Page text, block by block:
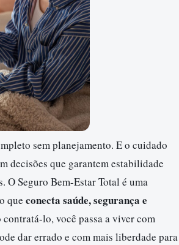
sem planejamento. E o cuidado
decisões que garantem estabilidade
O Seguro Bem-Estar Total é uma
que conecta saúde, segurança e
contratá-lo, você passa a viver com
dar errado e com mais liberdade para